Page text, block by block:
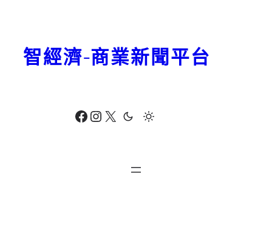
Facebook Instagram X
智經濟-商業新聞平台